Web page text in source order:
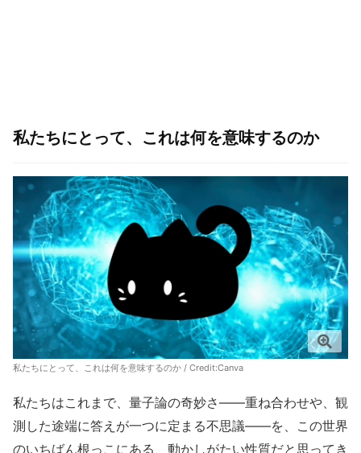
私たちにとって、これは何を意味するのか
私たちにとって、これは何を意味するのか / Credit:Canva
私たちはこれまで、量子論の奇妙さ——重ね合わせや、観
測した途端に答えが一つに定まる不思議——を、この世界
のいちばん根っこにある、動かしがたい性質だと思ってき